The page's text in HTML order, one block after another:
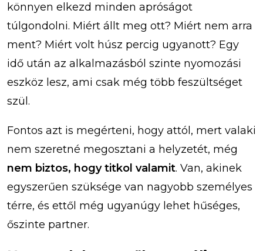
könnyen elkezd minden apróságot
túlgondolni. Miért állt meg ott? Miért nem arra
ment? Miért volt húsz percig ugyanott? Egy
idő után az alkalmazásból szinte nyomozási
eszköz lesz, ami csak még több feszültséget
szül.
Fontos azt is megérteni, hogy attól, mert valaki
nem szeretné megosztani a helyzetét, még
nem biztos, hogy titkol valamit. Van, akinek
egyszerűen szüksége van nagyobb személyes
térre, és ettől még ugyanúgy lehet hűséges,
őszinte partner.